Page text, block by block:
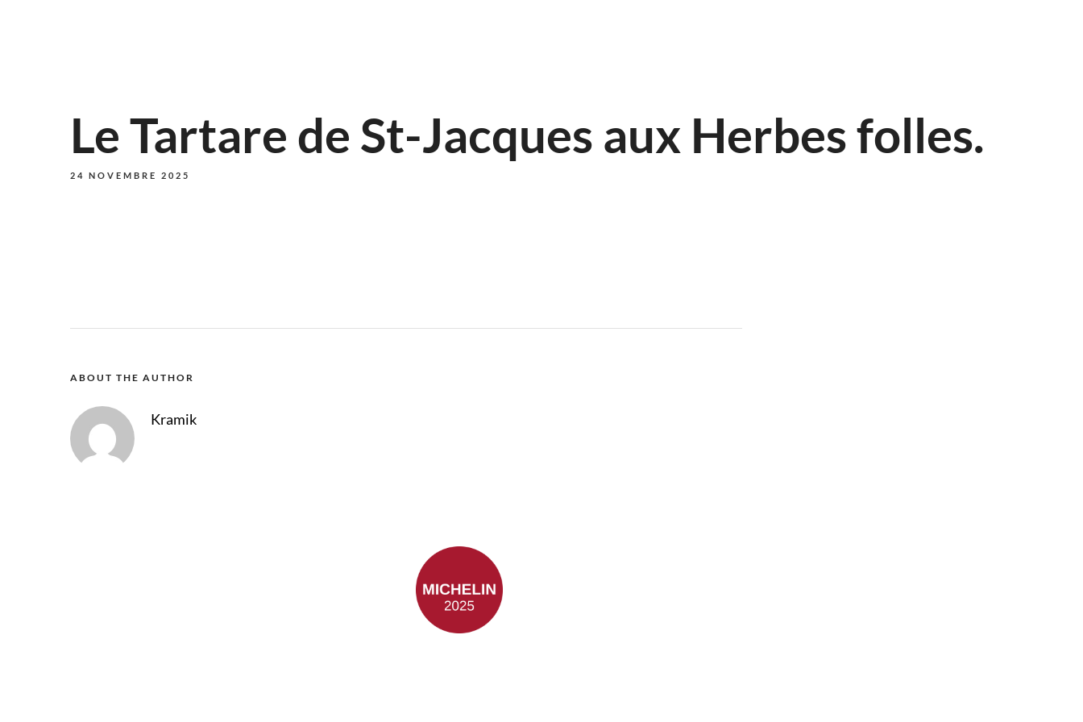
Le Tartare de St-Jacques aux Herbes folles.
24 NOVEMBRE 2025
ABOUT THE AUTHOR
Kramik